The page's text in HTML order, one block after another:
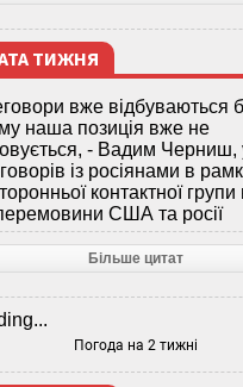
ТИЖНЯ
вже відбуваються
наша позиція вже не
- Вадим Черниш,
із росіянами в
контактної групи
США та росії
Більше цитат
Погода на 2 тижні